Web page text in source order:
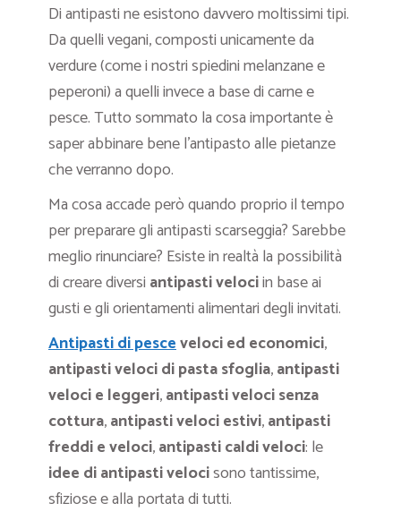
Di antipasti ne esistono davvero moltissimi tipi.
Da quelli vegani, composti unicamente da
verdure (come i nostri spiedini melanzane e
peperoni) a quelli invece a base di carne e
pesce. Tutto sommato la cosa importante è
saper abbinare bene l’antipasto alle pietanze
che verranno dopo.
Ma cosa accade però quando proprio il tempo
per preparare gli antipasti scarseggia? Sarebbe
meglio rinunciare? Esiste in realtà la possibilità
di creare diversi antipasti velociin base ai
gusti e gli orientamenti alimentari degli invitati.
Antipasti di pesceveloci ed economici,
antipasti veloci di pasta sfoglia,antipasti
veloci e leggeri,antipasti veloci senza
cottura,antipasti veloci estivi,antipasti
freddi e veloci,antipasti caldi veloci: le
idee di antipasti velocisono tantissime,
sfiziose e alla portata di tutti.